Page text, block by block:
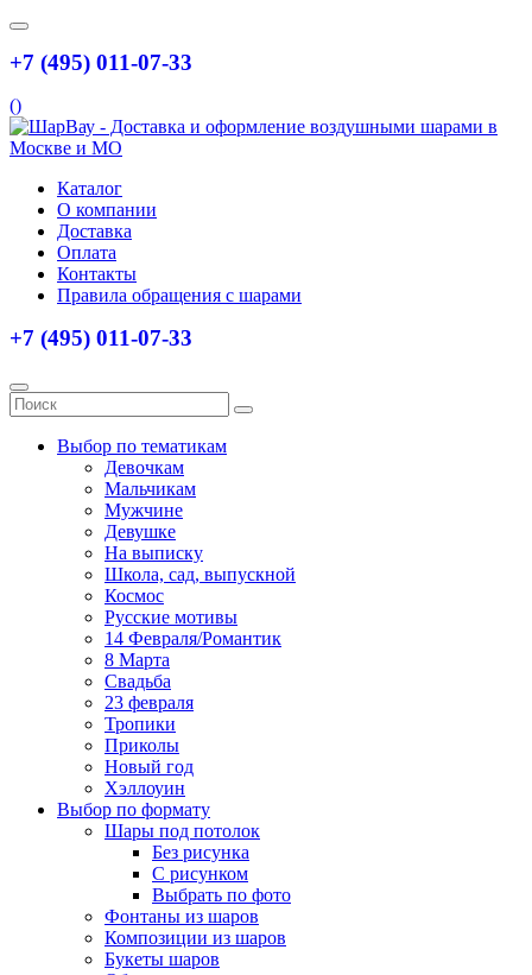
+7 (495) 011-07-33
()
Каталог
О компании
Доставка
Оплата
Контакты
Правила обращения с шарами
+7 (495) 011-07-33
Выбор по тематикам
Девочкам
Мальчикам
Мужчине
Девушке
На выписку
Школа, сад, выпускной
Космос
Русские мотивы
14 Февраля/Романтик
8 Марта
Свадьба
23 февраля
Тропики
Приколы
Новый год
Хэллоуин
Выбор по формату
Шары под потолок
Без рисунка
С рисунком
Выбрать по фото
Фонтаны из шаров
Композиции из шаров
Букеты шаров